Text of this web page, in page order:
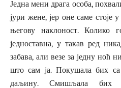
Једна мени драга особа,
јури жене, јер оне саме стоје
његову наклоност. Колико
једноставна, у такав ред
забава, али везе за једну ноћ
што сам ја. Покушала бих
даљину. Смишљала бих